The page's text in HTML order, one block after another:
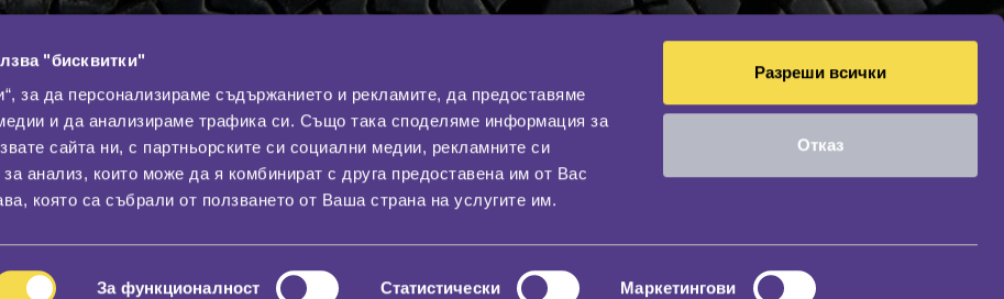
"бисквитки"
за да персонализираме съдържанието и рекламите, да предоставяме
и да анализираме трафика си. Също така споделяме информация за
сайта ни, с партньорските си социални медии, рекламните си
за анализ, които може да я комбинират с друга предоставена им от Вас
която са събрали от ползването от Ваша страна на услугите им.
За функционалност Статистически Маркетингови
Разреши всички
Отказ
VREDESTEIN (470)
Контакти
За нас
Гаранция
Социална мрежа
НАШИЯТ БЛОГ